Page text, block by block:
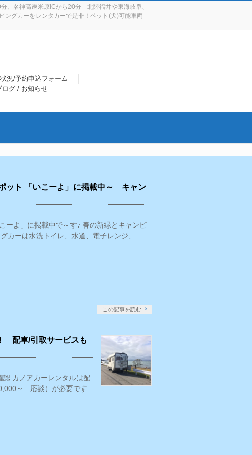
、名神高速米原ICから20分 北陸福井や東海岐阜、
ングカーをレンタカーで是非！ペット(犬)可能車両
況/予約申込フォーム
ログ / お知らせ
ット 「いこーよ」に掲載中～ キャン
ーよ」に掲載中で～す♪ 春の新緑とキャンピ
カーは水洗トイレ、水道、電子レンジ、 …
この記事を読む
配車/引取サービスも
カノアカーレンタルは配
～ 応談）が必要です